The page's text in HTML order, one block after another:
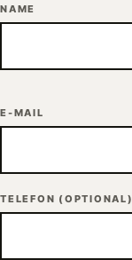
NAME
E-MAIL
TELEFON (OPTIONAL)